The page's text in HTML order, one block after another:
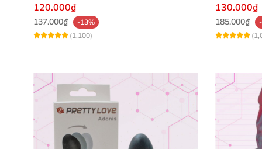
không hề sợ thay đổi vị trí
của bao.
Mua bao cao su dozen rung Baile ở
120.000₫
137.000₫
-13%
(1,100)
130.000₫
185.000₫